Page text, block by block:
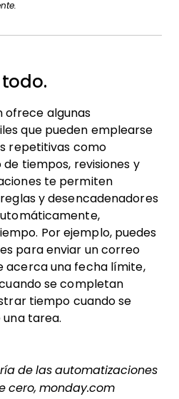
ofrece algunas
que pueden emplearse
repetitivas como
tiempos, revisiones y
te permiten
y desencadenadores
Por ejemplo, puedes
para enviar un correo
acerca una fecha límite,
se completan
tiempo cuando se
una tarea.
de las automatizaciones
cero, monday.com